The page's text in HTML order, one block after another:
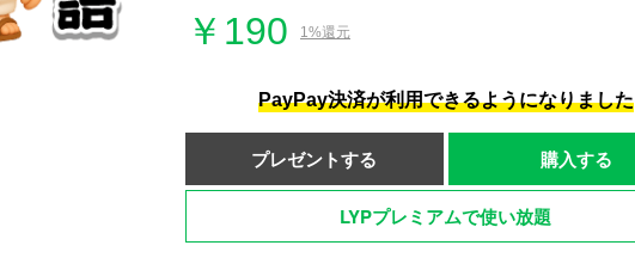
￥190 1%還元
PayPay決済が利用できるようになりました
プレゼントする 購入する
LYPプレミアムで使い放題